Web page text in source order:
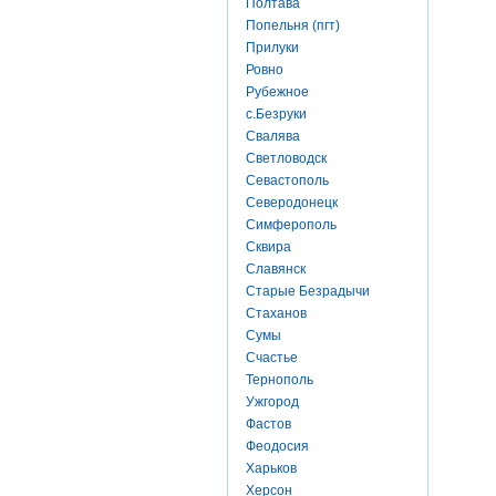
Полтава
Попельня (пгт)
Прилуки
Ровно
Рубежное
с.Безруки
Свалява
Светловодск
Севастополь
Северодонецк
Симферополь
Сквира
Славянск
Старые Безрадычи
Стаханов
Сумы
Счастье
Тернополь
Ужгород
Фастов
Феодосия
Харьков
Херсон